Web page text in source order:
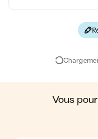
Les valeurs sont basées
préoccupations ou des
en moyenne, une portion
21 g de glucides ; 8 g de
vous